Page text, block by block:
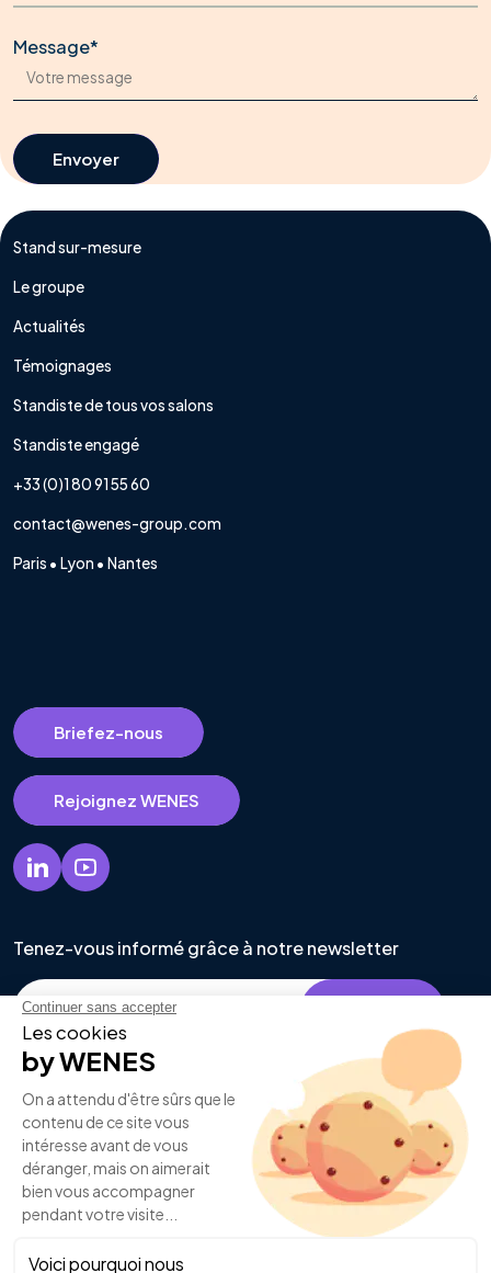
Message*
Envoyer
Envoyer
Le groupe
Actualités
Témoignages
Standiste de tous vos salons
Standiste engagé
Stand sur-mesure
+33 (0)1 80 91 55 60
contact@wenes-group.com
Paris • Lyon • Nantes
Briefez-nous
Rejoignez WENES
Tenez-vous informé grâce à notre newsletter
En renseignant mon e-mail, j'accepte de recevoir vos e-mails et confirme
avoir pris connaissance de votre politique de confidentialité et mentions
légales*